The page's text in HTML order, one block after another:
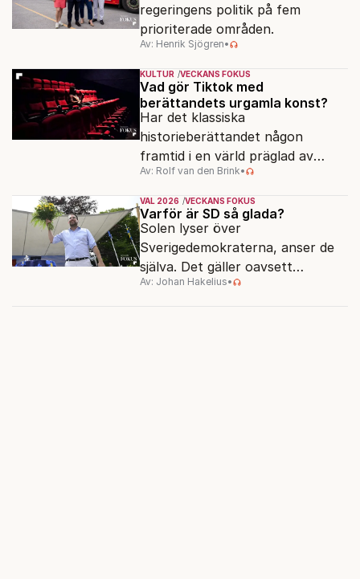
regeringens politik på fem
prioriterade områden.
Av: Henrik Sjögren•
KULTUR VECKANS FOKUS
Vad gör Tiktok med
berättandets urgamla konst?
Har det klassiska
historieberättandet någon
framtid i en värld präglad av
underhållning, effektsökeri och
sekundsnabba kickar?
Av: Rolf van den Brink•
VAL 2026 VECKANS FOKUS
Varför är SD så glada?
Solen lyser över
Sverigedemokraterna, anser de
själva. Det gäller oavsett
valutgången i höst.
Av: Johan Hakelius•